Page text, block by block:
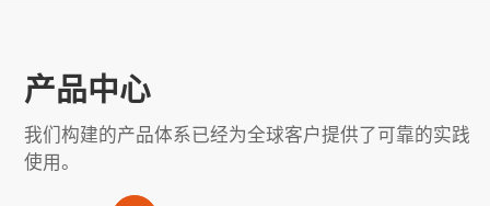
产品中心
我们构建的产品体系已经为全球客户提供了可靠的实践
使用。